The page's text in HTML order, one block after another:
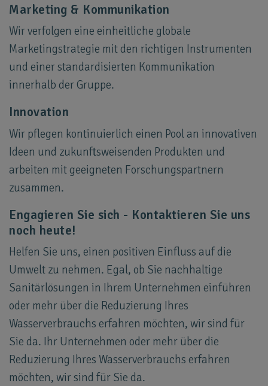
Marketing & Kommunikation
Wir verfolgen eine einheitliche globale
Marketingstrategie mit den richtigen Instrumenten
und einer standardisierten Kommunikation
innerhalb der Gruppe.
Innovation
Wir pflegen kontinuierlich einen Pool an innovativen
Ideen und zukunftsweisenden Produkten und
arbeiten mit geeigneten Forschungspartnern
zusammen.
Engagieren Sie sich - Kontaktieren Sie uns
noch heute!
Helfen Sie uns, einen positiven Einfluss auf die
Umwelt zu nehmen. Egal, ob Sie nachhaltige
Sanitärlösungen in Ihrem Unternehmen einführen
oder mehr über die Reduzierung Ihres
Wasserverbrauchs erfahren möchten, wir sind für
Sie da. Ihr Unternehmen oder mehr über die
Reduzierung Ihres Wasserverbrauchs erfahren
möchten, wir sind für Sie da.